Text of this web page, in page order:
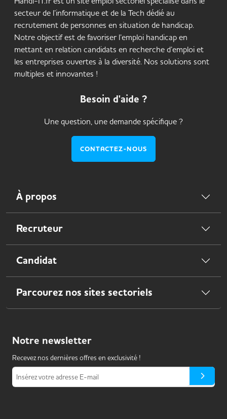
secteur de l’informatique et de la Tech dédié au
recrutement de personnes en situation de handicap.
Notre objectif est de favoriser l’emploi handicap en
mettant en relation candidats en recherche d’emploi et
les entreprises ouvertes à la diversité. Nos solutions sont
multiples et innovantes !
Besoin d'aide ?
Une question, une demande spécifique ?
CONTACTEZ-NOUS
À propos
Recruteur
Candidat
Parcourez nos sites sectoriels
Notre newsletter
Recevez nos dernières offres en exclusivité !
Insérez votre adresse E-mail